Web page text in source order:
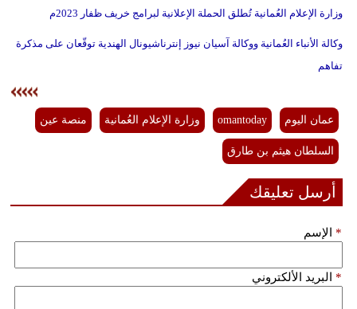
وزارة الإعلام العُمانية تُطلق الحملة الإعلانية لبرامج خريف ظفار 2023م
وكالة الأنباء العُمانية ووكالة آسيان نيوز إنترناشيونال الهندية توقّعان على مذكرة
تفاهم
عمان اليوم omantoday وزارة الإعلام العُمانية منصة عين
السلطان هيثم بن طارق
أرسل تعليقك
الإسم *
البريد الألكتروني *